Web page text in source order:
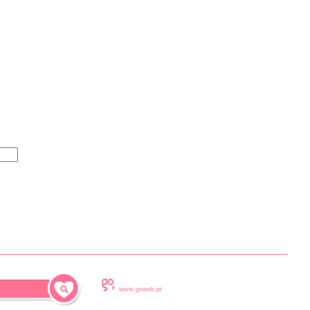
www.goweb.pt